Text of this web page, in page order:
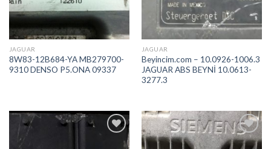
JAGUAR
8W83-12B684-YA MB279700-
9310 DENSO P5.ONA 09337
JAGUAR
Beyincim.com – 10.0926-1006.3
JAGUAR ABS BEYNİ 10.0613-
3277.3